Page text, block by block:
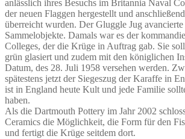
anlässlich ihres Besuchs im Britannia Naval
der neuen Flaggen hergestellt und
überreicht wurden. Der Gluggle Jug avancierte
Sammelobjekte. Damals war es der
Colleges, der die Krüge in Auftrag gab. Sie
grün glasiert und zudem mit den königlichen
Datum, des 28. Juli 1958 versehen werden.
spätestens jetzt der Siegeszug der Karaffe in
ist in England heute Kult und jede Familie
haben.
Als die Dartmouth Pottery im Jahr 2002
Ceramics die Möglichkeit, die Form für den
und fertigt die Krüge seitdem dort.